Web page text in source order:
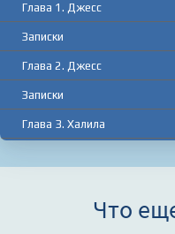
Глава 1. Джесс
Записки
Глава 2. Джесс
Записки
Глава 3. Халила
Что